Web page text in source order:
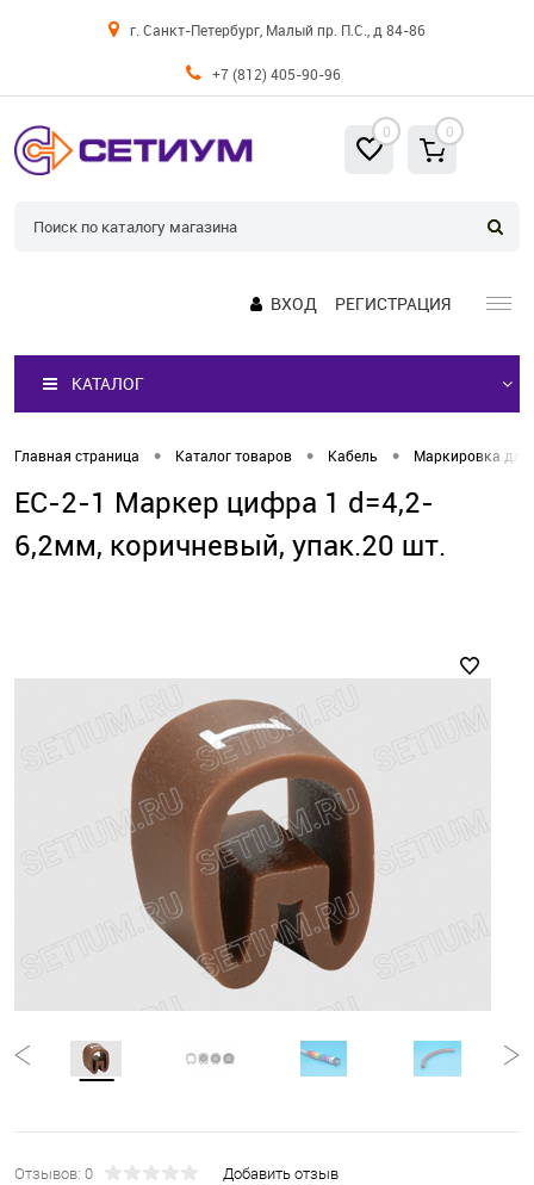
г. Санкт-Петербург, Малый пр. П.С., д 84-86
+7 (812) 405-90-96
0 0
ВХОД РЕГИСТРАЦИЯ
КАТАЛОГ
Главная страница • Каталог товаров • Кабель • Маркировка для
EC-2-1 Маркер цифра 1 d=4,2-
6,2мм, коричневый, упак.20 шт.
Отзывов: 0 Добавить отзыв